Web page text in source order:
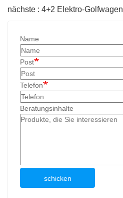
nächste : 4+2 Elektro-Golfwagen
Name
Post
Telefon
Beratungsinhalte
schicken